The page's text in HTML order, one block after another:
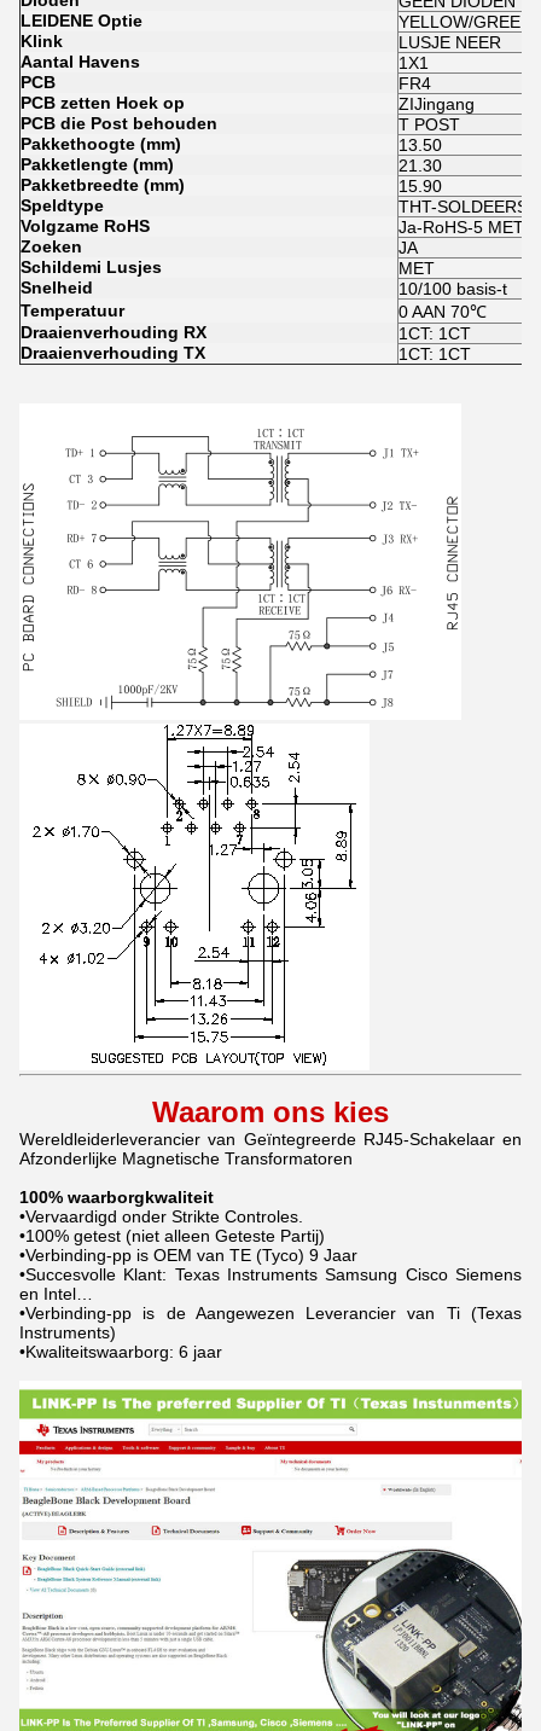
LEIDENE Optie
YELLOW/GREEN
Klink
LUSJE NEER
Aantal Havens
1X1
PCB
FR4
PCB zetten Hoek op
ZIJingang
PCB die Post behouden
T POST
Pakkethoogte (mm)
13.50
Pakketlengte (mm)
21.30
Pakketbreedte (mm)
15.90
Speldtype
THT-
Volgzame RoHS
Ja-RoHS-5 MET
Zoeken
JA
Schildemi Lusjes
MET
Snelheid
10/100 basis-t
Temperatuur
0 AAN 70℃
Draaienverhouding RX
1CT: 1CT
Draaienverhouding TX
1CT: 1CT
Waarom ons kies
Wereldleiderleverancier van Geïntegreerde RJ45-Schakelaar en
Afzonderlijke Magnetische Transformatoren
100% waarborgkwaliteit
•Vervaardigd onder Strikte Controles.
•100% getest (niet alleen Geteste Partij)
•Verbinding-pp is OEM van TE (Tyco) 9 Jaar
•Succesvolle Klant: Texas Instruments Samsung Cisco Siemens
en Intel…
•Verbinding-pp is de Aangewezen Leverancier van Ti (Texas
Instruments)
•Kwaliteitswaarborg: 6 jaar